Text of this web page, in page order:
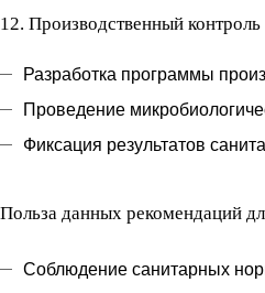
12. Производственный контроль
Разработка программы
Проведение
Фиксация результатов
Польза данных рекомендаций
Соблюдение санитарных